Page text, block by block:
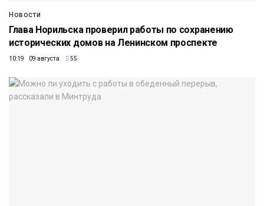
Новости
Глава Норильска проверил работы по сохранению
исторических домов на Ленинском проспекте
10:19 09 августа 55